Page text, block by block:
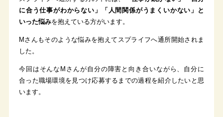
に合う仕事がわからない」「人間関係がうまくいかない」と
いった悩みを抱えている方がいます。
Mさんもそのような悩みを抱えてスプライフへ通所開始されま
した。
今回はそんなMさんが自分の障害と向き合いながら、自分に
合った職場環境を見つけ応募するまでの過程を紹介したいと思
います。